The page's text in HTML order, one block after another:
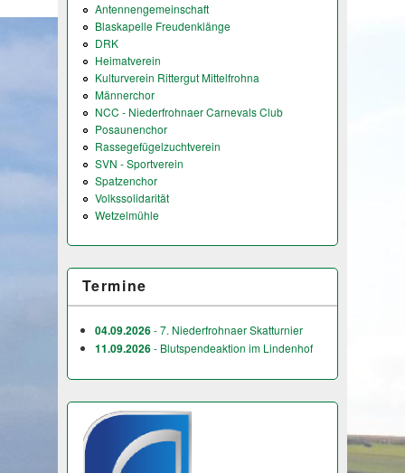
Antennengemeinschaft
Blaskapelle Freudenklänge
DRK
Heimatverein
Kulturverein Rittergut Mittelfrohna
Männerchor
NCC - Niederfrohnaer Carnevals Club
Posaunenchor
Rassegefügelzuchtverein
SVN - Sportverein
Spatzenchor
Volkssolidarität
Wetzelmühle
Termine
04.09.2026- 7. Niederfrohnaer Skatturnier
11.09.2026- Blutspendeaktion im Lindenhof